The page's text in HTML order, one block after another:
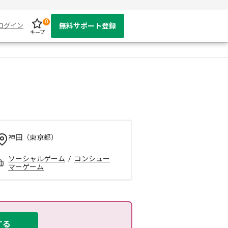
グイン
キープ
0
無料サポート登録
神田（東京都）
ソーシャルゲーム / コンシュー
マーゲーム